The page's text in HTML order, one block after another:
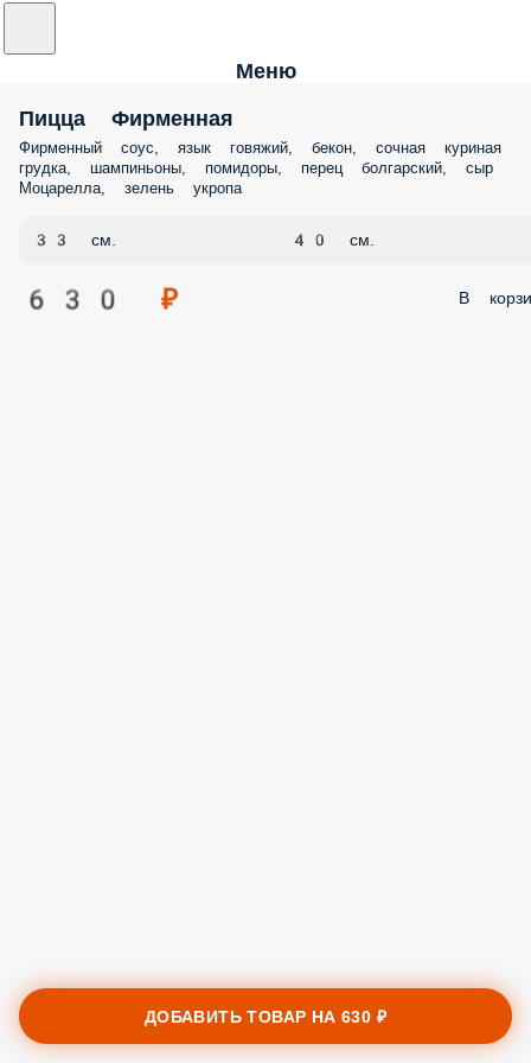
Меню
Пицца Фирменная
Фирменный соус, язык говяжий, бекон, сочная куриная
грудка, шампиньоны, помидоры, перец болгарский, сыр
Моцарелла, зелень укропа
33 см. 40 см.
630 ₽ В
ДОБАВИТЬ ТОВАР НА630 ₽